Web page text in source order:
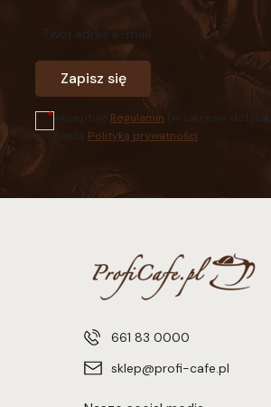
Twój adres e-mail
Zapisz się
Akceptuję Regulamin (w zakresie
naszą Polityką prywatności
661 83 0000
sklep@profi-cafe.pl